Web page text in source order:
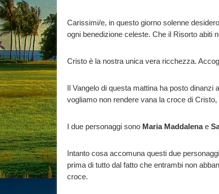
Carissimi/e, in questo giorno solenne
ogni benedizione celeste. Che il Risorto abiti
Cristo è la nostra unica vera ricchezza.
Il Vangelo di questa mattina ha posto
vogliamo non rendere vana la croce di
I due personaggi sono Maria Maddalenae
Intanto cosa accomuna questi due
prima di tutto dal fatto che entrambi non
croce.